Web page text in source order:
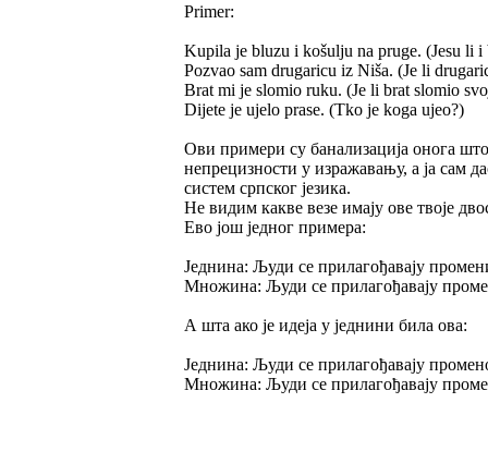
Primer:
Kupila je bluzu i košulju na pruge. (Jesu li
Pozvao sam drugaricu iz Niša. (Je li
Brat mi je slomio ruku. (Je li brat slomio
Dijete je ujelo prase. (Tko je koga ujeo?)
Ови примери су банализација онога
непрецизности у изражавању, а ја сам
систем српског језика.
Не видим какве везе имају ове твоје
Ево још једног примера:
Једнина: Људи се прилагођавају
Множина: Људи се прилагођавају
А шта ако је идеја у једнини била ова:
Једнина: Људи се прилагођавају
Множина: Људи се прилагођавају